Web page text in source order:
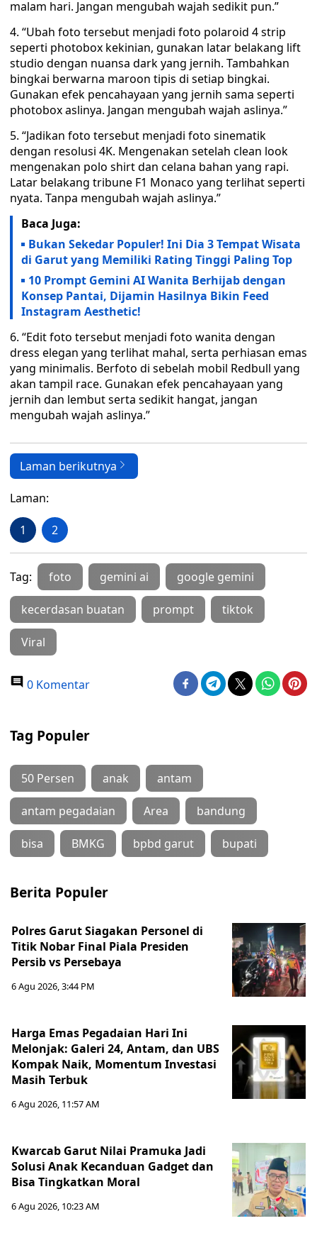
malam hari. Jangan mengubah wajah sedikit pun.”
4. “Ubah foto tersebut menjadi foto polaroid 4 strip
seperti photobox kekinian, gunakan latar belakang lift
studio dengan nuansa dark yang jernih. Tambahkan
bingkai berwarna maroon tipis di setiap bingkai.
Gunakan efek pencahayaan yang jernih sama seperti
photobox aslinya. Jangan mengubah wajah aslinya.”
5. “Jadikan foto tersebut menjadi foto sinematik
dengan resolusi 4K. Mengenakan setelah clean look
mengenakan polo shirt dan celana bahan yang rapi.
Latar belakang tribune F1 Monaco yang terlihat seperti
nyata. Tanpa mengubah wajah aslinya.”
Baca Juga:
Bukan Sekedar Populer! Ini Dia 3 Tempat Wisata
di Garut yang Memiliki Rating Tinggi Paling Top
10 Prompt Gemini AI Wanita Berhijab dengan
Konsep Pantai, Dijamin Hasilnya Bikin Feed
Instagram Aesthetic!
6. “Edit foto tersebut menjadi foto wanita dengan
dress elegan yang terlihat mahal, serta perhiasan emas
yang minimalis. Berfoto di sebelah mobil Redbull yang
akan tampil race. Gunakan efek pencahayaan yang
jernih dan lembut serta sedikit hangat, jangan
mengubah wajah aslinya.”
Laman berikutnya
Laman:
1 2
Tag: foto gemini ai google gemini
kecerdasan buatan prompt tiktok
Viral
0 Komentar
Tag Populer
50 Persen anak antam
antam pegadaian Area bandung
bisa BMKG bpbd garut bupati
Berita Populer
Polres Garut Siagakan Personel di
Titik Nobar Final Piala Presiden
Persib vs Persebaya
6 Agu 2026, 3:44 PM
Harga Emas Pegadaian Hari Ini
Melonjak: Galeri 24, Antam, dan UBS
Kompak Naik, Momentum Investasi
Masih Terbuk
6 Agu 2026, 11:57 AM
Kwarcab Garut Nilai Pramuka Jadi
Solusi Anak Kecanduan Gadget dan
Bisa Tingkatkan Moral
6 Agu 2026, 10:23 AM